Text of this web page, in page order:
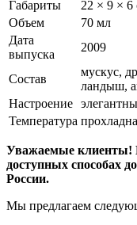
Габариты
22 × 9 × 6
Объем
70 мл
Дата
выпуска
2009
Состав
мускус,
ландыш,
Настроение
Температура
Уважаемые
доступных способах
России.
Мы предлагаем